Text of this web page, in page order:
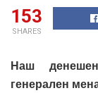
153
SHARES
Наш
генерален